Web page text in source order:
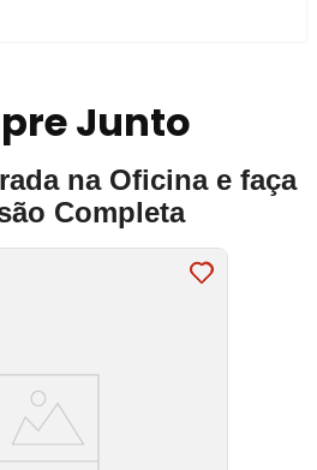
Junto
na Oficina e faça
Completa